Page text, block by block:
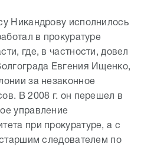
Никандрову исполнилось
в прокуратуре
где, в частности, довел
Евгения Ищенко,
за незаконное
В 2008 г. он перешел в
управление
при прокуратуре, а с
следователем по